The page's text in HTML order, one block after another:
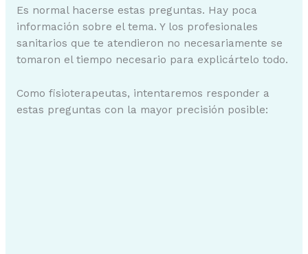
Es normal hacerse estas preguntas. Hay poca
información sobre el tema. Y los profesionales
sanitarios que te atendieron no necesariamente se
tomaron el tiempo necesario para explicártelo todo.
Como fisioterapeutas, intentaremos responder a
estas preguntas con la mayor precisión posible: